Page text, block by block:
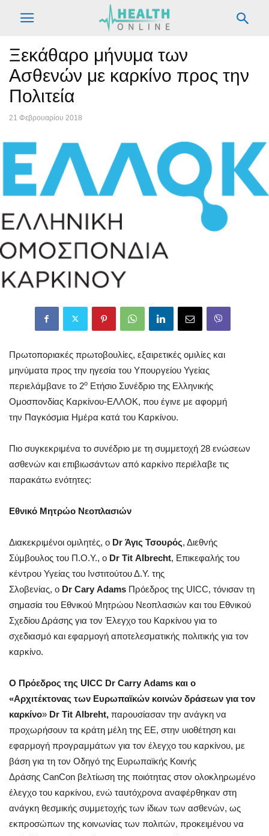
Ξεκάθαρο μήνυμα των
Ασθενών με καρκίνο προς την
Πολιτεία
21 Φεβρουαρίου 2018
Πρωτοποριακές πρωτοβουλίες, εξαιρετικές ομιλίες και
μηνύματα προς την ηγεσία του Υπουργείου Υγείας
περιελάμβανε το 2ο Ετήσιο Συνέδριο της Ελληνικής
Ομοσπονδίας Καρκίνου-ΕΛΛΟΚ, που έγινε με αφορμή
την Παγκόσμια Ημέρα κατά του Καρκίνου.
Πιο συγκεκριμένα το συνέδριο με τη συμμετοχή 28 ενώσεων
ασθενών και επιβιωσάντων από καρκίνο περιέλαβε τις
παρακάτω ενότητες:
Εθνικό Μητρώο Νεοπλασιών
Διακεκριμένοι ομιλητές, ο Dr Άγις Τσουρός, Διεθνής
Σύμβουλος του Π.Ο.Υ., ο Dr Tit Albrecht, Επικεφαλής του
κέντρου Υγείας του Ινστιτούτου Δ.Υ. της
Σλοβενίας, o Dr Cary Adams Πρόεδρος της UICC, τόνισαν τη
σημασία του Εθνικού Μητρώου Νεοπλασιών και του Εθνικού
Σχεδίου Δράσης για τον Έλεγχο του Καρκίνου για το
σχεδιασμό και εφαρμογή αποτελεσματικής πολιτικής για τον
καρκίνο.
Ο Πρόεδρος της UICC Dr Carry Adams και ο
«Αρχιτέκτονας των Ευρωπαϊκών κοινών δράσεων για τον
καρκίνο» Dr Tit Albreht, παρουσίασαν την ανάγκη να
προχωρήσουν τα κράτη μέλη της ΕΕ, στην υιοθέτηση και
εφαρμογή προγραμμάτων για τον έλεγχο του καρκίνου, με
βάση για τη τον Οδηγό της Ευρωπαϊκής Κοινής
Δράσης CanCon βελτίωση της ποιότητας στον ολοκληρωμένο
έλεγχο του καρκίνου, ενώ ταυτόχρονα αναφέρθηκαν στη
ανάγκη θεσμικής συμμετοχής των ίδιων των ασθενών, ως
εκπροσώπων της κοινωνίας των πολιτών, προκειμένου να